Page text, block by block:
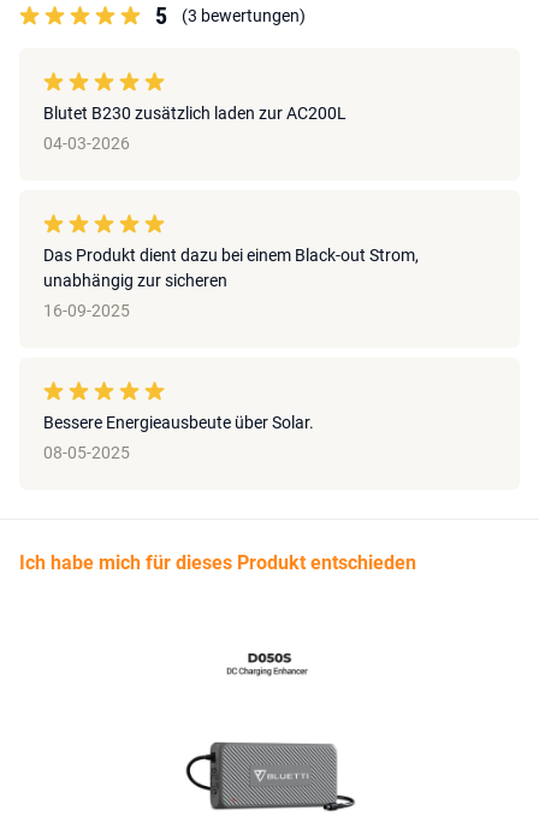
5 (3 bewertungen)
Blutet B230 zusätzlich laden zur AC200L
04-03-2026
Das Produkt dient dazu bei einem Black-out Strom,
unabhängig zur sicheren
16-09-2025
Bessere Energieausbeute über Solar.
08-05-2025
Ich habe mich für dieses Produkt entschieden